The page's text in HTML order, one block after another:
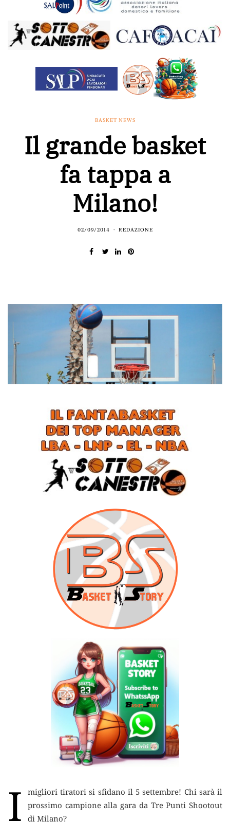
BASKET NEWS
Il grande basket
fa tappa a
Milano!
02/09/2014 REDAZIONE
I
migliori tiratori si sfidano il 5 settembre! Chi sarà il
prossimo campione alla gara da Tre Punti Shootout
di Milano?